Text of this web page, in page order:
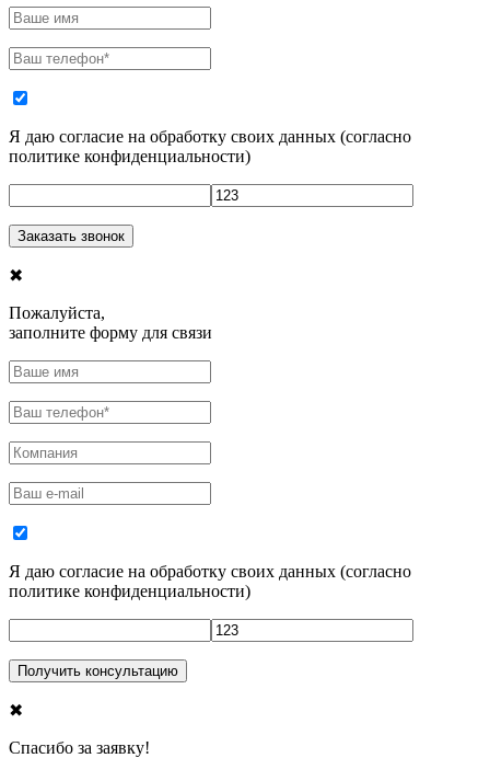
Я даю согласие на обработку своих данных (согласно
политике конфиденциальности)
✖
Пожалуйста,
заполните форму для связи
Я даю согласие на обработку своих данных (согласно
политике конфиденциальности)
✖
Спасибо за заявку!